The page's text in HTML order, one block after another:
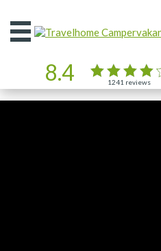
Open
het
1241 reviews
8.4